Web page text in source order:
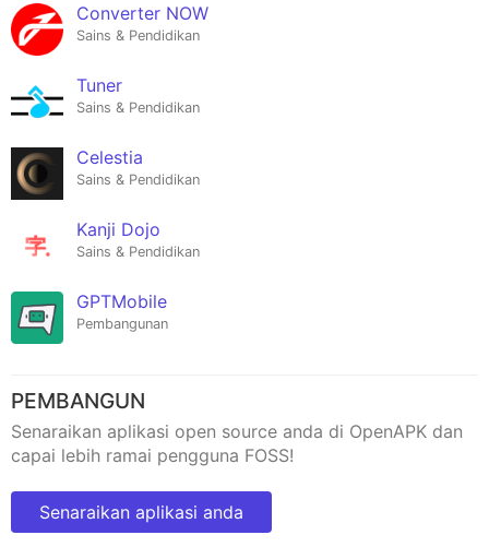
Converter NOW
Sains & Pendidikan
Tuner
Sains & Pendidikan
Celestia
Sains & Pendidikan
Kanji Dojo
Sains & Pendidikan
GPTMobile
Pembangunan
PEMBANGUN
Senaraikan aplikasi open source anda di OpenAPK dan
capai lebih ramai pengguna FOSS!
Senaraikan aplikasi anda